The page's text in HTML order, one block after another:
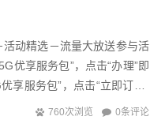
动精选－流量大放送参与活
优享服务包”，点击“办理”即
享服务包”，点击“立即订购”
760次浏览 0条评论